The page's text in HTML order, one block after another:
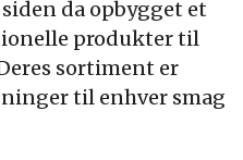
da opbygget et
produkter til
sortiment er
til enhver smag